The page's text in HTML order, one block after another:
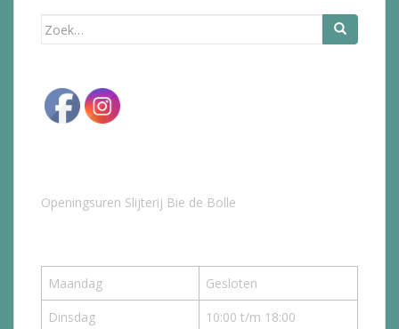
Zoek
Openingsuren Slijterij Bie de Bolle
Maandag
Gesloten
Dinsdag
10:00 t/m 18:00